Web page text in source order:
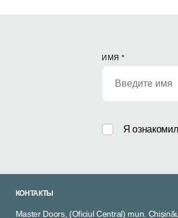
ИМЯ *
Я
КОНТАКТЫ
Master Doors, (Oficiul Central) mun.